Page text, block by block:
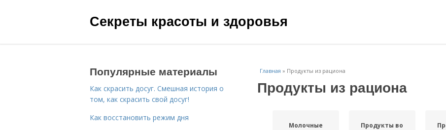
Секреты красоты и здоровья
Главная » Продукты из рациона
Продукты из рациона
Молочные
Продукты во
Популярные материалы
Как скрасить досуг. Смешная история о
том, как скрасить свой досуг!
Как восстановить режим дня